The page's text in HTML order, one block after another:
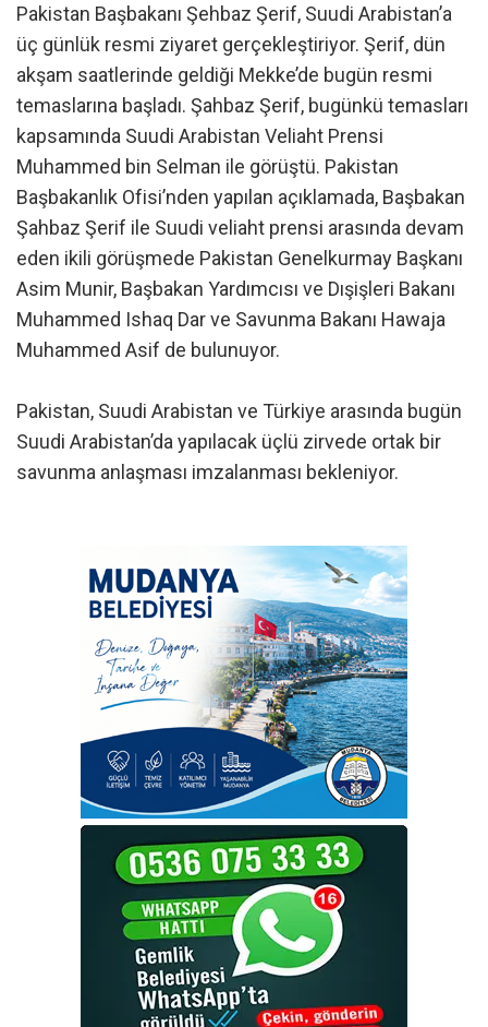
Pakistan Başbakanı Şehbaz Şerif, Suudi Arabistan’a
üç günlük resmi ziyaret gerçekleştiriyor. Şerif, dün
akşam saatlerinde geldiği Mekke’de bugün resmi
temaslarına başladı. Şahbaz Şerif, bugünkü temasları
kapsamında Suudi Arabistan Veliaht Prensi
Muhammed bin Selman ile görüştü. Pakistan
Başbakanlık Ofisi’nden yapılan açıklamada, Başbakan
Şahbaz Şerif ile Suudi veliaht prensi arasında devam
eden ikili görüşmede Pakistan Genelkurmay Başkanı
Asim Munir, Başbakan Yardımcısı ve Dışişleri Bakanı
Muhammed Ishaq Dar ve Savunma Bakanı Hawaja
Muhammed Asif de bulunuyor.
Pakistan, Suudi Arabistan ve Türkiye arasında bugün
Suudi Arabistan’da yapılacak üçlü zirvede ortak bir
savunma anlaşması imzalanması bekleniyor.